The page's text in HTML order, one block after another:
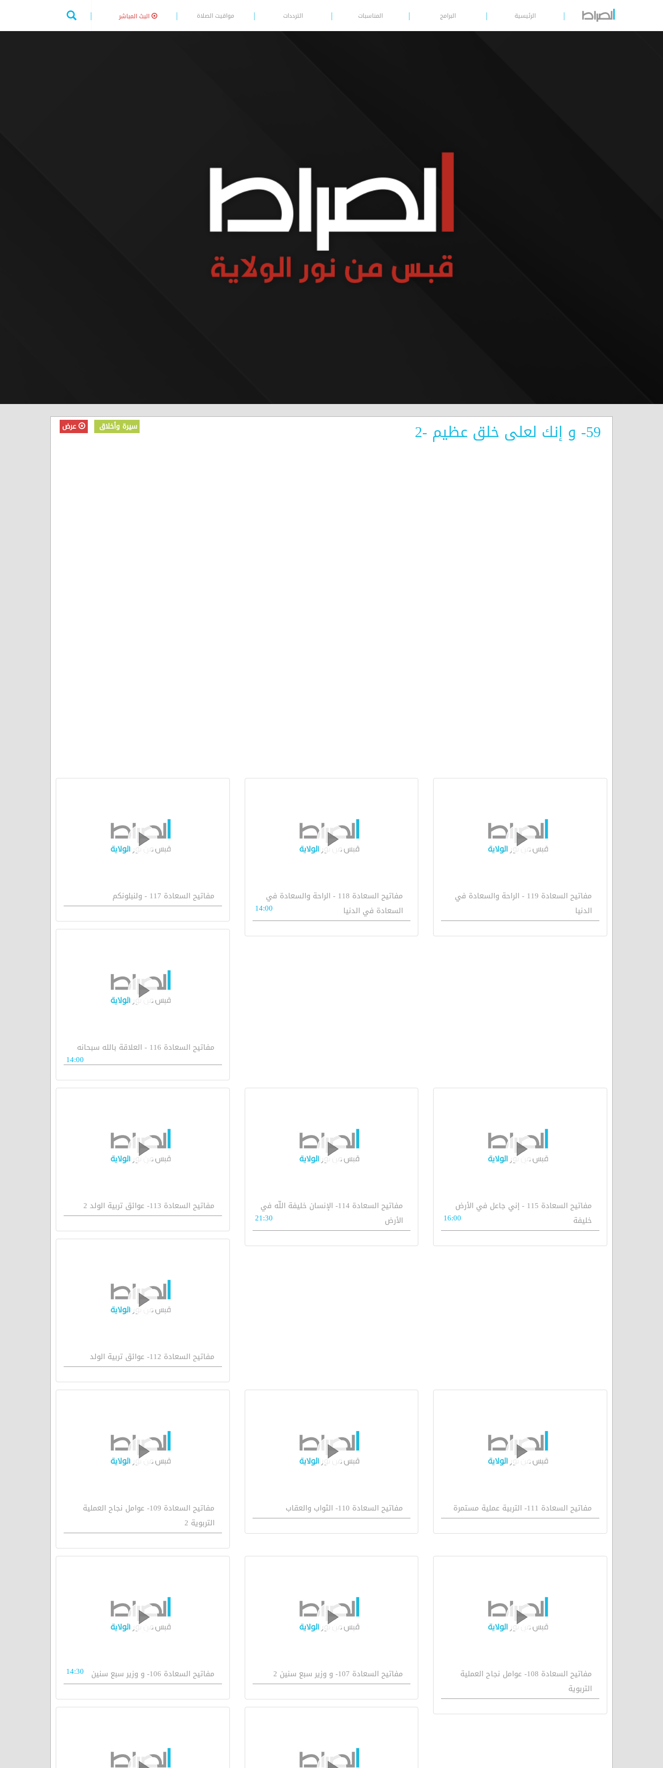
الرئيسية البرامج المناسبات الترددات مواقيت الصلاة البث المباشر
59- و إنك لعلى خلق عظيم -2 سيرة وأخلاق عرض
مفاتيح السعادة 119 - الراحة والسعادة في
الدنيا
مفاتيح السعادة 118 - الراحة والسعادة في
السعادة في الدنيا
14:00
مفاتيح السعادة 117 - ولنبلونكم
مفاتيح السعادة 116 - العلاقة بالله سبحانه
14:00
مفاتيح السعادة 115 - إني جاعل في الأرض
خليفة
16:00
مفاتيح السعادة 114- الإنسان خليفة اللّه في
الأرض
21:30
مفاتيح السعادة 113- عوائق تربية الولد 2
مفاتيح السعادة 112- عوائق تربية الولد
مفاتيح السعادة 111- التربية عملية مستمرة مفاتيح السعادة 110- الثواب والعقاب
مفاتيح السعادة 109- عوامل نجاح العملية
التربوية 2
مفاتيح السعادة 108- عوامل نجاح العملية
التربوية
مفاتيح السعادة 107- و وزير سبع سنين 2 مفاتيح السعادة 106- و وزير سبع سنين 14:30